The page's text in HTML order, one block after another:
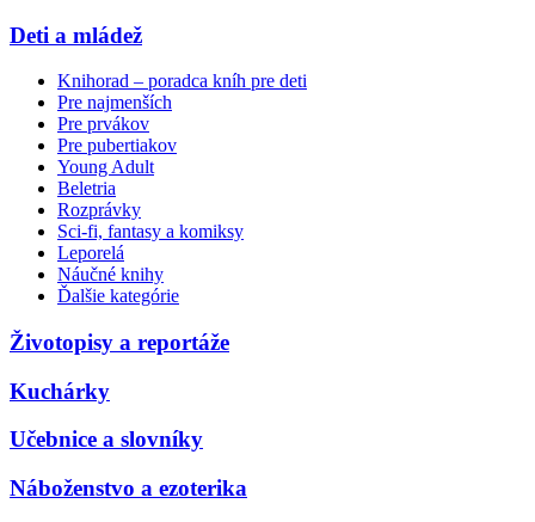
Deti a mládež
Knihorad – poradca kníh pre deti
Pre najmenších
Pre prvákov
Pre pubertiakov
Young Adult
Beletria
Rozprávky
Sci-fi, fantasy a komiksy
Leporelá
Náučné knihy
Ďalšie kategórie
Životopisy a reportáže
Kuchárky
Učebnice a slovníky
Náboženstvo a ezoterika